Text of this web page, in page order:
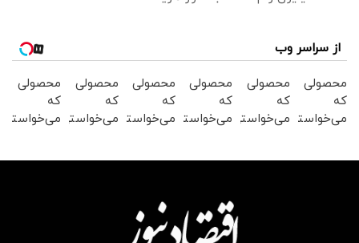
از سراسر وب
محصولی
که
می‌خواستی
محصولی
که
می‌خواستی
محصولی
که
می‌خواستی
بخر !
محصولی
که
می‌خواستی
بخر !
محصولی
که
می‌خواستی
محصولی
که
می‌خواستی